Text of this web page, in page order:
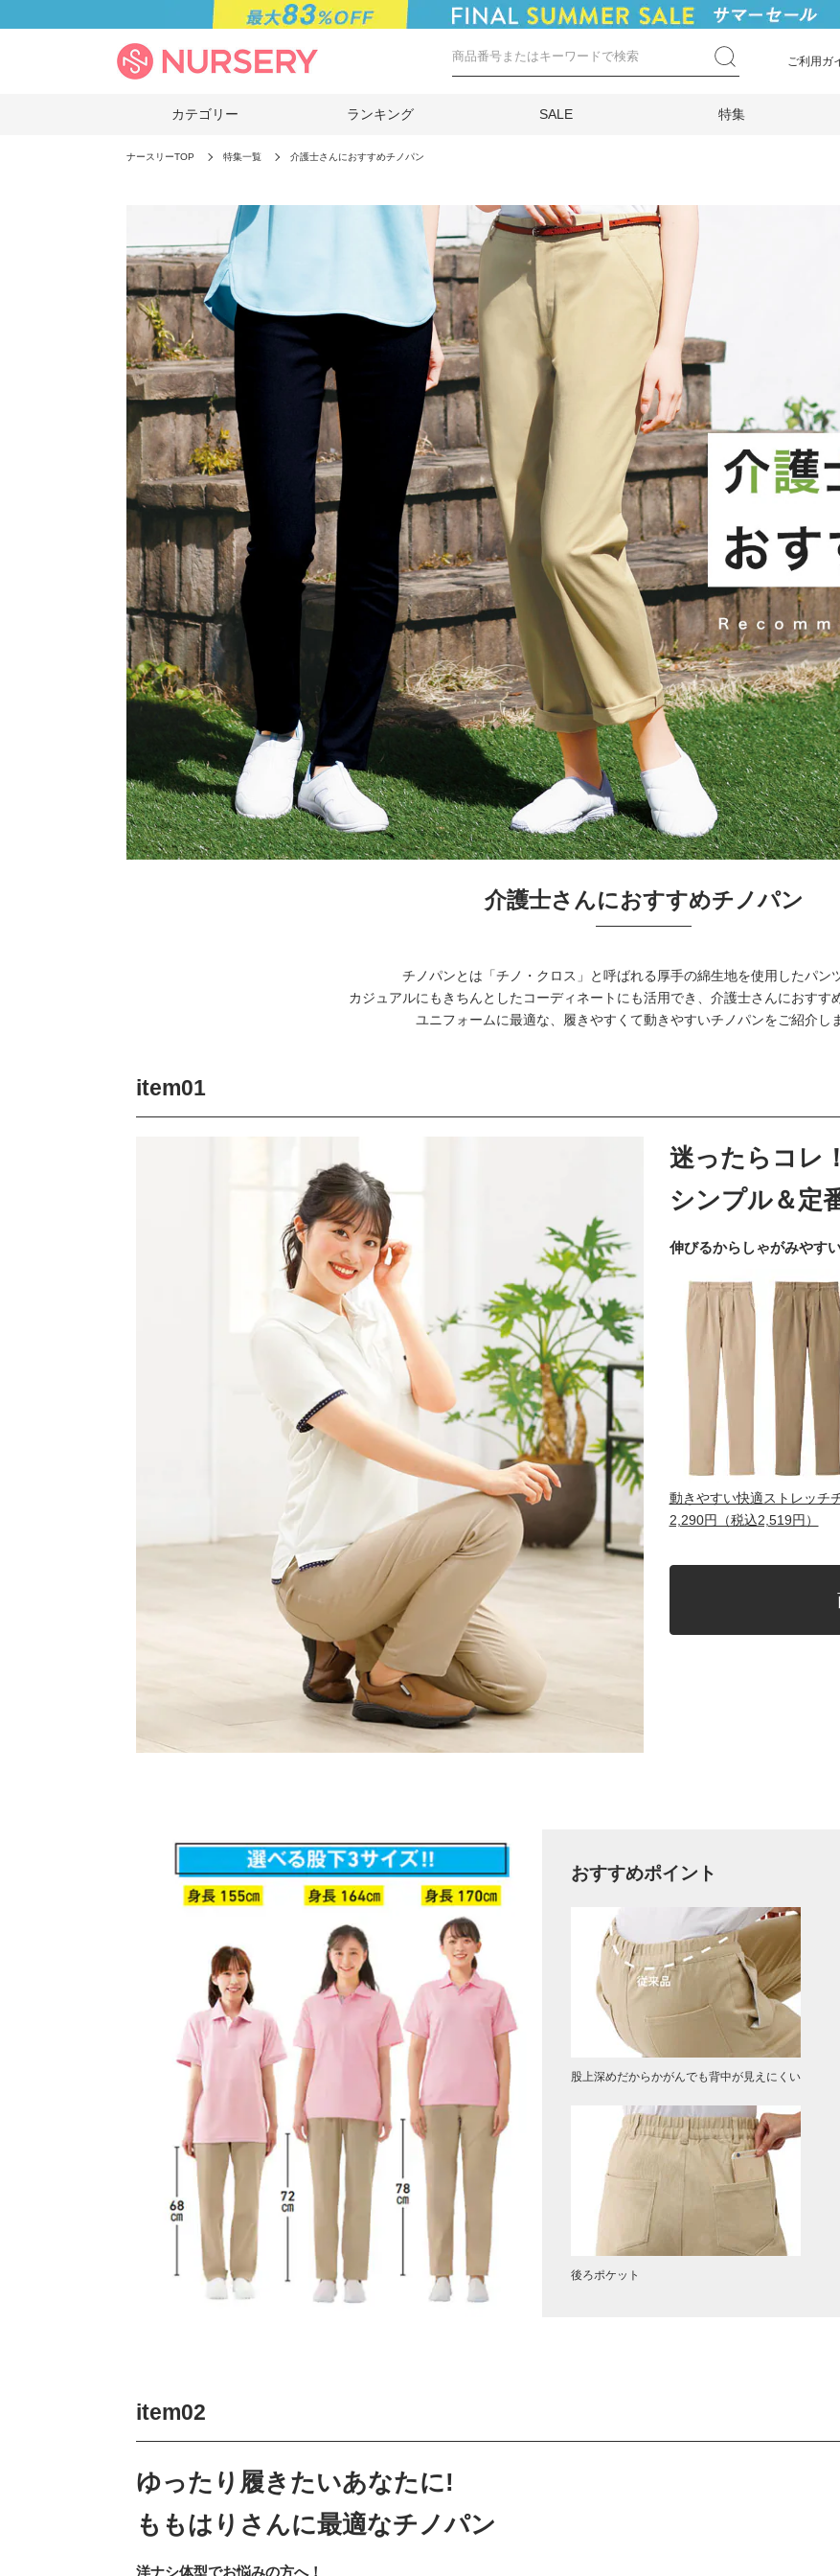
ご利用ガ
カテゴリー ランキング SALE 特集
ナースリーTOP 特集一覧 介護士さんにおすすめチノパン
介護士さんにおすすめチノパン
チノパンとは「チノ・クロス」と呼ばれる厚手の綿生地を使用したパン
カジュアルにもきちんとしたコーディネートにも活用でき、介護士さんにおすす
ユニフォームに最適な、履きやすくて動きやすいチノパンをご紹介し
item01
迷ったらコレ！
シンプル＆定
伸びるからしゃがみやすい
動きやすい快適ストレッチ
2,290円（税込2,519円）
おすすめポイント
股上深めだからかがんでも背中が見えにくい
後ろポケット
item02
ゆったり履きたいあなたに!
ももはりさんに最適なチノパン
洋ナシ体型でお悩みの方へ！